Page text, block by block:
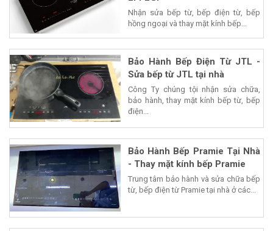
Nhận sửa bếp từ, bếp điện từ, bếp
hồng ngoại và thay mặt kính bếp...
Bảo Hành Bếp Điện Từ JTL -
Sửa bếp từ JTL tại nhà
Công Ty chúng tội nhận sửa chữa,
bảo hành, thay mặt kính bếp từ, bếp
điện...
Bảo Hành Bếp Pramie Tại Nhà
- Thay mặt kính bếp Pramie
Trung tâm bảo hành và sửa chữa bếp
từ, bếp điện từ Pramie tại nhà ở các...